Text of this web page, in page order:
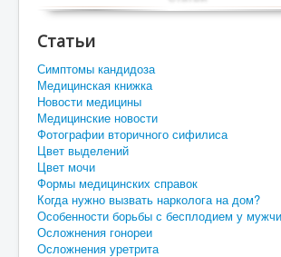
Статьи
Симптомы кандидоза
Медицинская книжка
Новости медицины
Медицинские новости
Фотографии вторичного сифилиса
Цвет выделений
Цвет мочи
Формы медицинских справок
Когда нужно вызвать нарколога на дом?
Особенности борьбы с бесплодием у
Осложнения гонореи
Осложнения уретрита